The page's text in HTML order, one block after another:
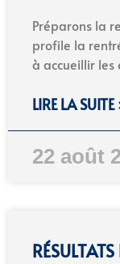
Préparons la
profile la
à accueillir les
LIRE LA
22 août